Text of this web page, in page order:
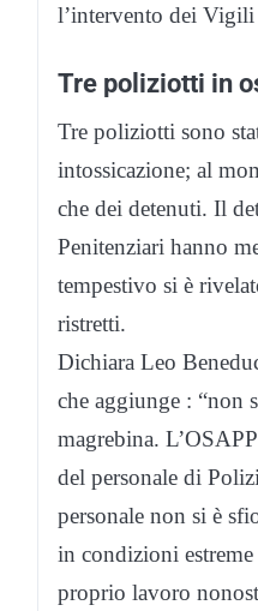
l’intervento dei
Tre poliziotti in
Tre poliziotti sono
intossicazione; al
che dei detenuti. Il
Penitenziari hanno
tempestivo si è
ristretti.
Dichiara Leo
che aggiunge : “non
magrebina.
del personale di
personale non si è
in condizioni
proprio lavoro